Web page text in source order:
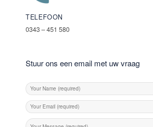
TELEFOON
0343 – 451 580
Stuur ons een email met uw vraag